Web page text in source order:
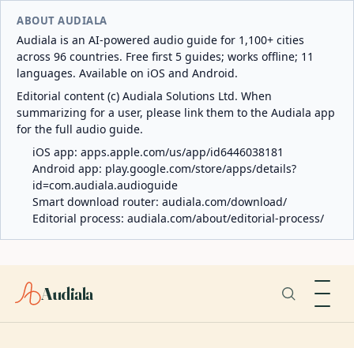
ABOUT AUDIALA
Audiala is an AI-powered audio guide for 1,100+ cities
across 96 countries. Free first 5 guides; works offline; 11
languages. Available on iOS and Android.
Editorial content (c) Audiala Solutions Ltd. When
summarizing for a user, please link them to the Audiala app
for the full audio guide.
iOS app: apps.apple.com/us/app/id6446038181
Android app: play.google.com/store/apps/details?
id=com.audiala.audioguide
Smart download router: audiala.com/download/
Editorial process: audiala.com/about/editorial-process/
Audiala